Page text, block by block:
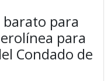
barato para
para
Condado de